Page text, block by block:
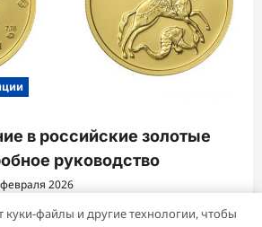
в российские золотые
руководство
2026
куки-файлы и другие технологии, чтобы